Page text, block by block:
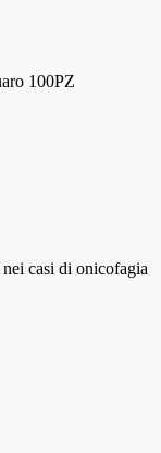
100PZ
casi di onicofagia